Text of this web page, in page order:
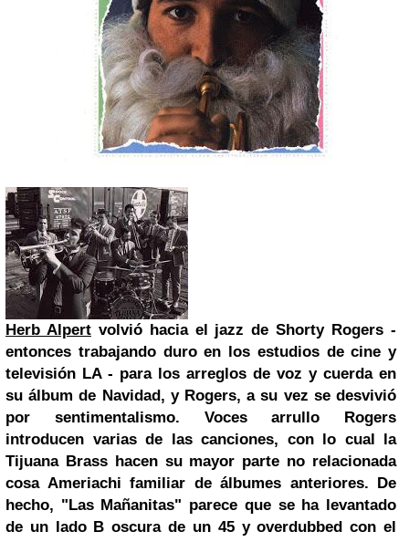
Herb Alpertvolvió hacia el jazz de Shorty Rogers -
entonces trabajando duro en los estudios de cine y
televisión LA - para los arreglos de voz y cuerda en
su álbum de Navidad, y Rogers, a su vez se desvivió
por sentimentalismo. Voces arrullo Rogers
introducen varias de las canciones, con lo cual la
Tijuana Brass hacen su mayor parte no relacionada
cosa Ameriachi familiar de álbumes anteriores. De
hecho, "Las Mañanitas" parece que se ha levantado
de un lado B oscura de un 45 y overdubbed con el